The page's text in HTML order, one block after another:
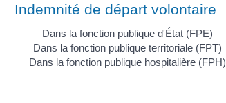
Indemnité de départ volontaire
Dans la fonction publique d'État (FPE)
Dans la fonction publique territoriale (FPT)
Dans la fonction publique hospitalière (FPH)